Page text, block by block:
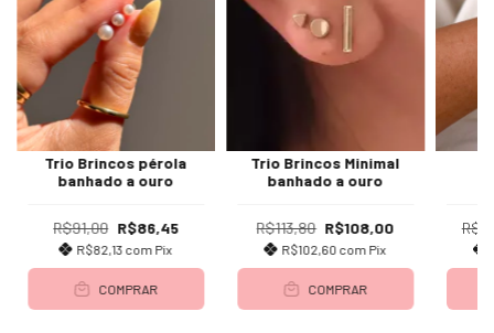
Trio Brincos pérola
banhado a ouro
R$91,00 R$86,45
R$82,13 com Pix
COMPRAR
Trio Brincos Minimal
banhado a ouro
R$113,80 R$108,00
R$102,60 com Pix
COMPRAR